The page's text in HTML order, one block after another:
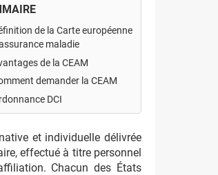
de la Carte européenne
maladie
de la CEAM
demander la CEAM
DCI
et individuelle délivrée
effectué à titre personnel
Chacun des États